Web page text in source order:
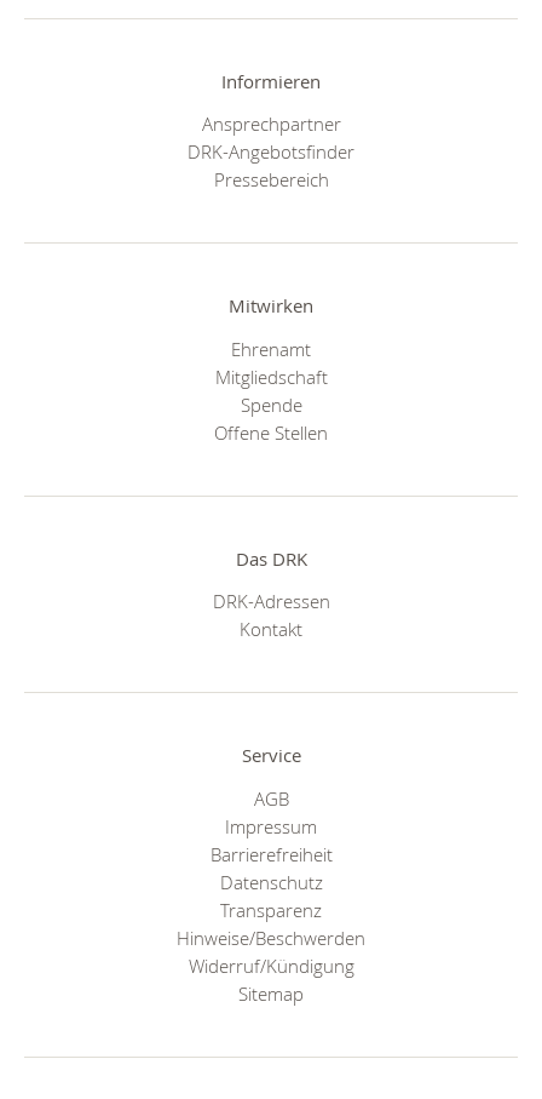
Informieren
Ansprechpartner
DRK-Angebotsfinder
Pressebereich
Mitwirken
Ehrenamt
Mitgliedschaft
Spende
Offene Stellen
Das DRK
DRK-Adressen
Kontakt
Service
AGB
Impressum
Barrierefreiheit
Datenschutz
Transparenz
Hinweise/Beschwerden
Widerruf/Kündigung
Sitemap